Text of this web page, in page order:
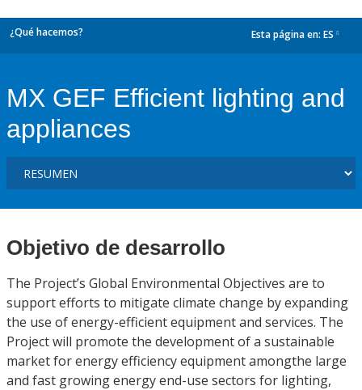
¿Qué hacemos? Esta página en: ES
MX GEF Efficient lighting and
appliances
Objetivo de desarrollo
The Project’s Global Environmental Objectives are to
support efforts to mitigate climate change by expanding
the use of energy-efficient equipment and services. The
Project will promote the development of a sustainable
market for energy efficiency equipment amongthe large
and fast growing energy end-use sectors for lighting,